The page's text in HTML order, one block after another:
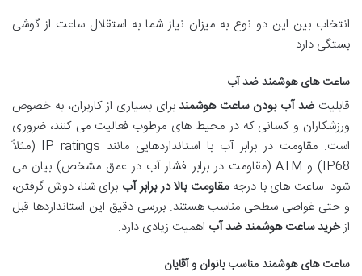
انتخاب بین این دو نوع به میزان نیاز شما به استقلال ساعت از گوشی
بستگی دارد.
ساعت های هوشمند ضد آب
قابلیت ضد آب بودن ساعت هوشمندبرای بسیاری از کاربران، به خصوص
ورزشکاران و کسانی که در محیط های مرطوب فعالیت می کنند، ضروری
است. مقاومت در برابر آب با استانداردهایی مانند IP ratings (مثلاً
IP68) و ATM (مقاومت در برابر فشار آب در عمق مشخص) بیان می
شود. ساعت های با درجهمقاومت بالا در برابر آب برای شنا، دوش گرفتن،
و حتی غواصی سطحی مناسب هستند. بررسی دقیق این استانداردها قبل
ازخرید ساعت هوشمند ضد آب اهمیت زیادی دارد.
ساعت های هوشمند مناسب بانوان و آقایان